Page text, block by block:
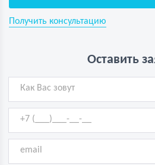
Получить консультацию
Оставить